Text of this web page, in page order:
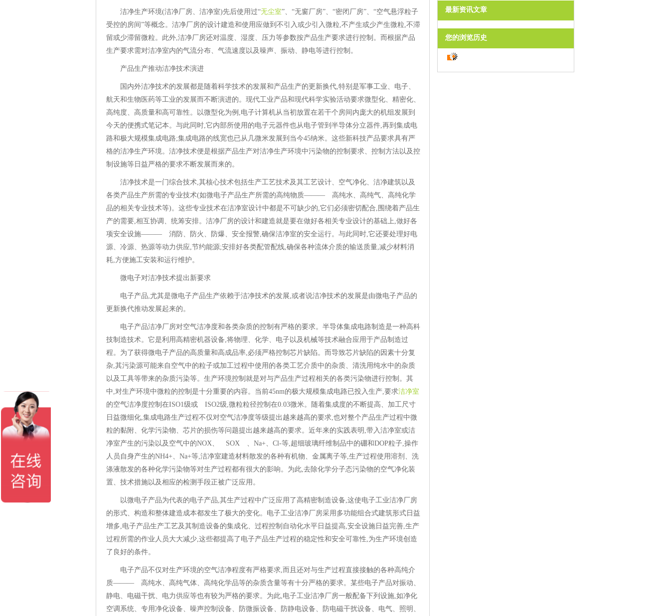
洁净生产环境(洁净厂房、洁净室)先后使用过“无尘室”、“无窗厂房”、“密闭厂房”、“空气悬浮粒子
受控的房间”等概念。洁净厂房的设计建造和使用应做到不引入或少引入微粒,不产生或少产生微粒,不滞
留或少滞留微粒。此外,洁净厂房还对温度、湿度、压力等参数按产品生产要求进行控制。而根据产品
生产要求需对洁净室内的气流分布、气流速度以及噪声、振动、静电等进行控制。
产品生产推动洁净技术演进
国内外洁净技术的发展都是随着科学技术的发展和产品生产的更新换代,特别是军事工业、电子、
航天和生物医药等工业的发展而不断演进的。现代工业产品和现代科学实验活动要求微型化、精密化、
高纯度、高质量和高可靠性。以微型化为例,电子计算机从当初放置在若干个房间内庞大的机组发展到
今天的便携式笔记本。与此同时,它内部所使用的电子元器件也从电子管到半导体分立器件,再到集成电
路和极大规模集成电路;集成电路的线宽也已从几微米发展到当今45纳米。这些新科技产品要求具有严
格的洁净生产环境。洁净技术便是根据产品生产对洁净生产环境中污染物的控制要求、控制方法以及控
制设施等日益严格的要求不断发展而来的。
洁净技术是一门综合技术,其核心技术包括生产工艺技术及其工艺设计、空气净化、洁净建筑以及
各类产品生产所需的专业技术(如微电子产品生产所需的高纯物质——— 高纯水、高纯气、高纯化学
品的相关专业技术等)。这些专业技术在洁净室设计中都是不可缺少的,它们必须密切配合,围绕着产品生
产的需要,相互协调、统筹安排。洁净厂房的设计和建造就是要在做好各相关专业设计的基础上,做好各
项安全设施——— 消防、防火、防爆、安全报警,确保洁净室的安全运行。与此同时,它还要处理好电
源、冷源、热源等动力供应,节约能源;安排好各类配管配线,确保各种流体介质的输送质量,减少材料消
耗,方便施工安装和运行维护。
微电子对洁净技术提出新要求
电子产品,尤其是微电子产品生产依赖于洁净技术的发展,或者说洁净技术的发展是由微电子产品的
更新换代推动发展起来的。
电子产品洁净厂房对空气洁净度和各类杂质的控制有严格的要求。半导体集成电路制造是一种高科
技制造技术。它是利用高精密机器设备,将物理、化学、电子以及机械等技术融合应用于产品制造过
程。为了获得微电子产品的高质量和高成品率,必须严格控制芯片缺陷。而导致芯片缺陷的因素十分复
杂,其污染源可能来自空气中的粒子或加工过程中使用的各类工艺介质中的杂质、清洗用纯水中的杂质
以及工具等带来的杂质污染等。生产环境控制就是对与产品生产过程相关的各类污染物进行控制。其
中,对生产环境中微粒的控制是十分重要的内容。当前45nm的极大规模集成电路已投入生产,要求洁净室
的空气洁净度控制在ISO1级或 ISO2级,微粒粒径控制在0.03微米。随着集成度的不断提高、加工尺寸
日益微细化,集成电路生产过程不仅对空气洁净度等级提出越来越高的要求,也对整个产品生产过程中微
粒的黏附、化学污染物、芯片的损伤等问题提出越来越高的要求。近年来的实践表明,带入洁净室或洁
净室产生的污染以及空气中的NOX、 SOX 、Na+、Cl-等,超细玻璃纤维制品中的硼和DOP粒子,操作
人员自身产生的NH4+、Na+等,洁净室建造材料散发的各种有机物、金属离子等,生产过程使用溶剂、洗
涤液散发的各种化学污染物等对生产过程都有很大的影响。为此,去除化学分子态污染物的空气净化装
置、技术措施以及相应的检测手段正被广泛应用。
以微电子产品为代表的电子产品,其生产过程中广泛应用了高精密制造设备,这使电子工业洁净厂房
的形式、构造和整体建造成本都发生了极大的变化。电子工业洁净厂房采用多功能组合式建筑形式日益
增多,电子产品生产工艺及其制造设备的集成化、过程控制自动化水平日益提高,安全设施日益完善,生产
过程所需的作业人员大大减少,这些都提高了电子产品生产过程的稳定性和安全可靠性,为生产环境创造
了良好的条件。
电子产品不仅对生产环境的空气洁净程度有严格要求,而且还对与生产过程直接接触的各种高纯介
质——— 高纯水、高纯气体、高纯化学品等的杂质含量等有十分严格的要求。某些电子产品对振动、
静电、电磁干扰、电力供应等也有较为严格的要求。为此,电子工业洁净厂房一般配备下列设施,如净化
空调系统、专用净化设备、噪声控制设备、防微振设备、防静电设备、防电磁干扰设备、电气、照明、
最新资讯文章
您的浏览历史